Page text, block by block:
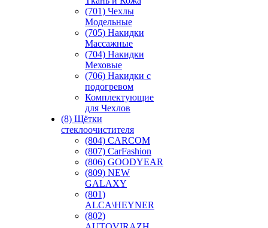
(701) Чехлы
Модельные
(705) Накидки
Массажные
(704) Накидки
Меховые
(706) Накидки с
подогревом
Комплектующие
для Чехлов
(8) Щётки
стеклоочистителя
(804) CARCOM
(807) CarFashion
(806) GOODYEAR
(809) NEW
GALAXY
(801)
ALCA\HEYNER
(802)